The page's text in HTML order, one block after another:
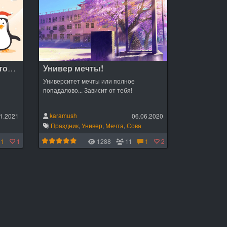
Ha▼en новогодний квестовый 20201
1
Универ мечты!
Университет мечты или полное
попадалово... Зависит от тебя!
06.06.2020
karamush
Праздник, Универ, Мечта, Сова
1288
11 1 2